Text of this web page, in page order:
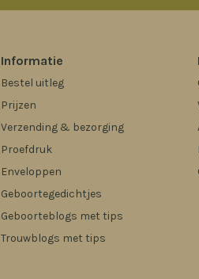
Informatie
Bestel uitleg
Prijzen
Verzending & bezorging
Proefdruk
Enveloppen
Geboortegedichtjes
Geboorteblogs met tips
Trouwblogs met tips